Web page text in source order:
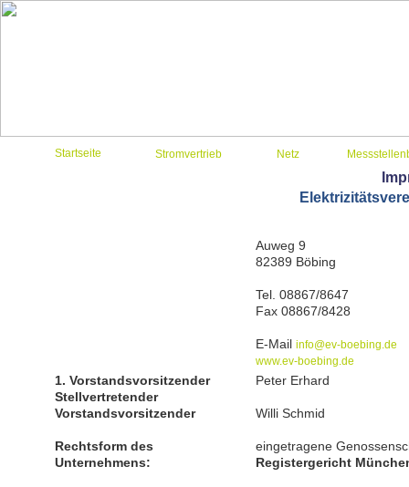
Stromvertrieb Netz
Startseite
1. Vorstandsvorsitzender
Peter Erhard
Stellvertretender
Vorstandsvorsitzender
Willi Schmid
Rechtsform des
Unternehmens:
eingetragene
Registergericht
Auweg 9
82389 Böbing
Tel. 08867/8647
Fax 08867/8428
E-Mail info@ev-boebing.de
www.ev-boebing.de